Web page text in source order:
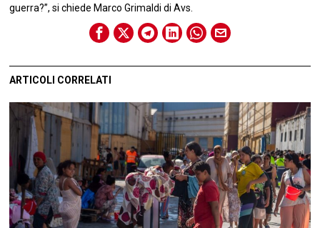
guerra?”, si chiede Marco Grimaldi di Avs.
ARTICOLI CORRELATI